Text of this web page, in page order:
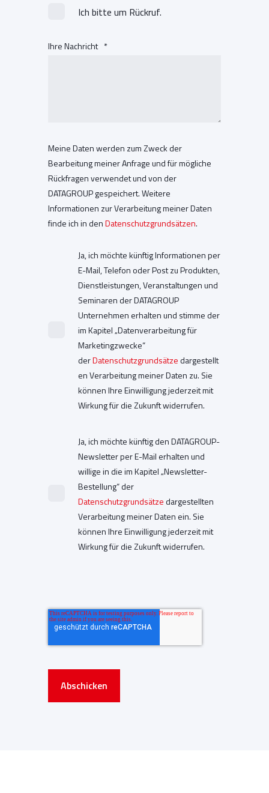
Ich bitte um Rückruf.
Ihre Nachricht *
Meine Daten werden zum Zweck der
Bearbeitung meiner Anfrage und für mögliche
Rückfragen verwendet und von der
DATAGROUP gespeichert. Weitere
Informationen zur Verarbeitung meiner Daten
finde ich in denDatenschutzgrundsätzen.
Ja, ich möchte künftig Informationen per
E-Mail, Telefon oder Post zu Produkten,
Dienstleistungen, Veranstaltungen und
Seminaren der DATAGROUP
Unternehmen erhalten und stimme der
im Kapitel „Datenverarbeitung für
Marketingzwecke“
derDatenschutzgrundsätzedargestellt
en Verarbeitung meiner Daten zu. Sie
können Ihre Einwilligung jederzeit mit
Wirkung für die Zukunft widerrufen.
Ja, ich möchte künftig den DATAGROUP-
Newsletter per E-Mail erhalten und
willige in die im Kapitel „Newsletter-
Bestellung“ der
Datenschutzgrundsätzedargestellten
Verarbeitung meiner Daten ein. Sie
können Ihre Einwilligung jederzeit mit
Wirkung für die Zukunft widerrufen.
Abschicken